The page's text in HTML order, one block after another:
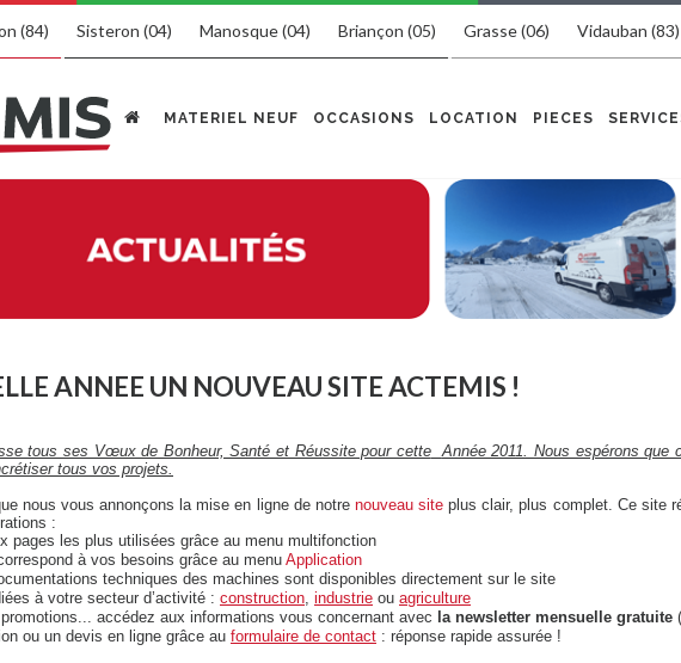
(84) Sisteron (04) Manosque (04) Briançon (05) Grasse (06) Vidauban (83)
MATERIEL NEUF OCCASIONS LOCATION PIECES
ANNEE UN NOUVEAU SITE ACTEMIS !
tous ses Vœux de Bonheur, Santé et Réussite pour cette
Année 2011. Nous espérons que
tous vos projets.
nous vous annonçons la mise en ligne de notre nouveau site plus clair, plus complet. Ce site
:
pages les plus utilisées grâce au menu multifonction
à vos besoins grâce au menu Application
techniques des machines sont disponibles directement sur le site
à votre secteur d’activité : construction, industrie ou agriculture
accédez aux informations vous concernant avec la newsletter mensuelle gratuite (
ou un devis en ligne grâce au formulaire de contact : réponse rapide assurée !